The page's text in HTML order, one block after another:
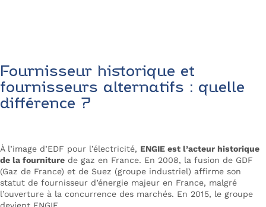
Fournisseur historique et
fournisseurs alternatifs : quelle
différence ?
À l’image d’EDF pour l’électricité, ENGIE est l’acteur historique
de la fourniture de gaz en France. En 2008, la fusion de GDF
(Gaz de France) et de Suez (groupe industriel) affirme son
statut de fournisseur d’énergie majeur en France, malgré
l’ouverture à la concurrence des marchés. En 2015, le groupe